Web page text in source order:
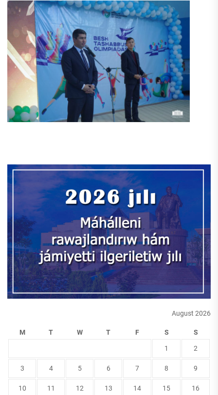
August 2026
M T W T F S S
1 2
3 4 5 6 7 8 9
10 11 12 13 14 15 16